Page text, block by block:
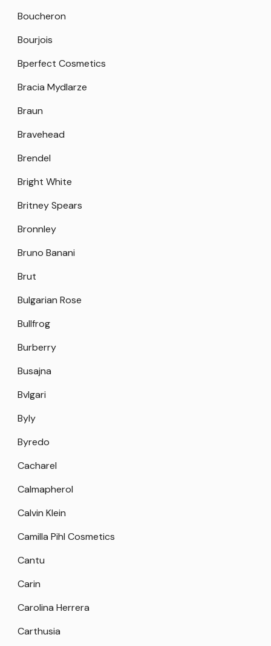
Boucheron
Bourjois
Bperfect Cosmetics
Bracia Mydlarze
Braun
Bravehead
Brendel
Bright White
Britney Spears
Bronnley
Bruno Banani
Brut
Bulgarian Rose
Bullfrog
Burberry
Busajna
Bvlgari
Byly
Byredo
Cacharel
Calmapherol
Calvin Klein
Camilla Pihl Cosmetics
Cantu
Carin
Carolina Herrera
Carthusia